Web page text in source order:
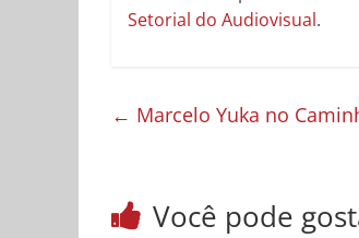
Setorial do Audiovisual.
← Marcelo Yuka no
Você pode